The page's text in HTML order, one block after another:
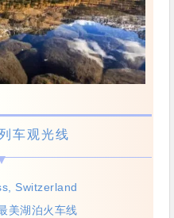
车观光线
Switzerland
美湖泊火车线